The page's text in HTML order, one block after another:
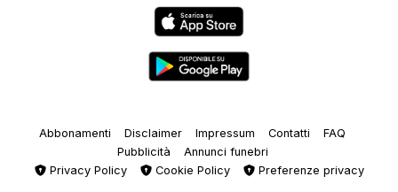
Abbonamenti Disclaimer Impressum Contatti
FAQ
Pubblicità
Annunci funebri
Privacy Policy
Cookie Policy Preferenze privacy